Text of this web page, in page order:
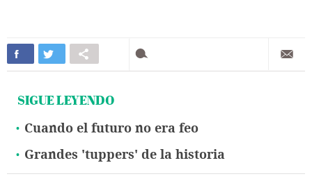
SIGUE LEYENDO
Cuando el futuro no era feo
Grandes 'tuppers' de la historia